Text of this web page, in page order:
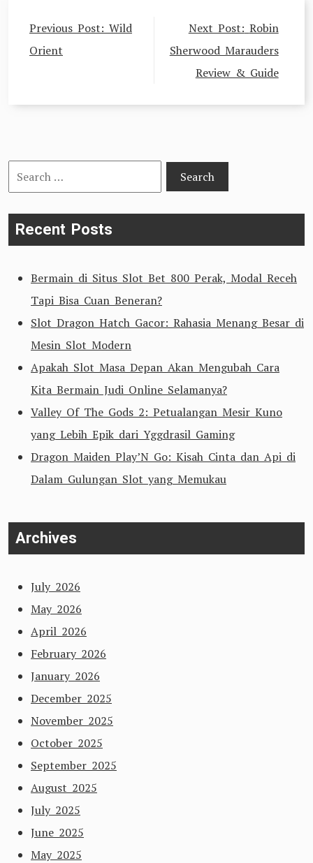
Post
navigation
Previous Post: Wild
Orient
Next Post: Robin
Sherwood Marauders
Review & Guide
Search
for:
Recent Posts
Bermain di Situs Slot Bet 800 Perak, Modal Receh
Tapi Bisa Cuan Beneran?
Slot Dragon Hatch Gacor: Rahasia Menang Besar di
Mesin Slot Modern
Apakah Slot Masa Depan Akan Mengubah Cara
Kita Bermain Judi Online Selamanya?
Valley Of The Gods 2: Petualangan Mesir Kuno
yang Lebih Epik dari Yggdrasil Gaming
Dragon Maiden Play’N Go: Kisah Cinta dan Api di
Dalam Gulungan Slot yang Memukau
Archives
July 2026
May 2026
April 2026
February 2026
January 2026
December 2025
November 2025
October 2025
September 2025
August 2025
July 2025
June 2025
May 2025